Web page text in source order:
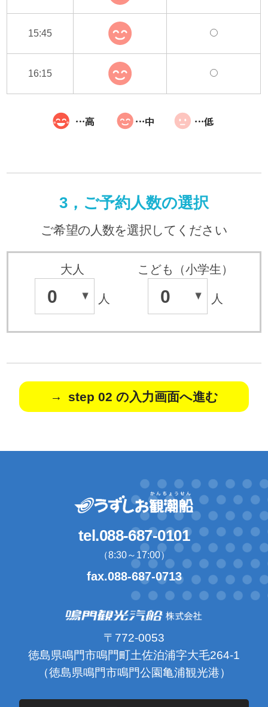
15:45
16:15
3，ご予約人数の選択
ご希望の人数を選択してください
大人
0 人
こども（小学生）
0 人
step 02 の入力画面へ進む
tel.088-687-0101
（8:30～17:00）
fax.088-687-0713
〒772-0053
徳島県鳴門市鳴門町土佐泊浦字大毛264-1
（徳島県鳴門市鳴門公園亀浦観光港）